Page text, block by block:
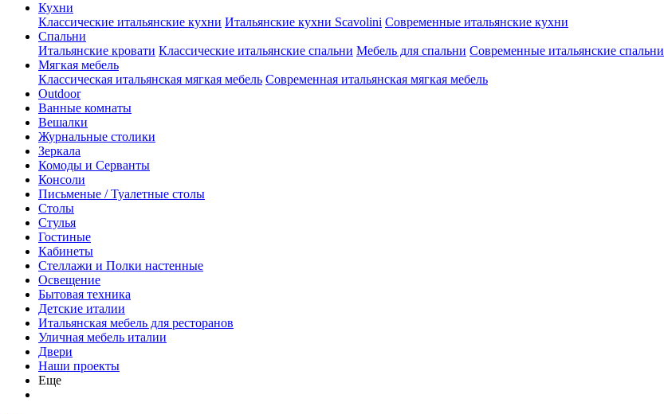
Кухни
Классические итальянские кухни Итальянские кухни Scavolini Современные итальянские кухни
Спальни
Итальянские кровати Классические итальянские спальни Мебель для спальни Современные итальянские спальни
Мягкая мебель
Классическая итальянская мягкая мебель Современная итальянская мягкая мебель
Outdoor
Ванные комнаты
Вешалки
Журнальные столики
Зеркала
Комоды и Серванты
Консоли
Письменые / Туалетные столы
Столы
Стулья
Гостиные
Кабинеты
Стеллажи и Полки настенные
Освещение
Бытовая техника
Детские италии
Итальянская мебель для ресторанов
Уличная мебель италии
Двери
Наши проекты
Еще